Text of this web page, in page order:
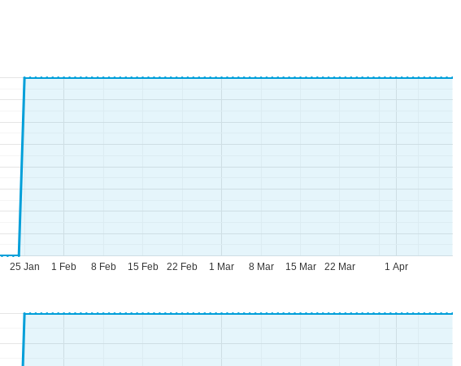
1 Feb 1 Mar 1 Apr
25 Jan 8 Feb 15 Feb 22 Feb 8 Mar 15 Mar 22 Mar